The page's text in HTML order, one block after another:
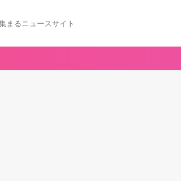
まるニュースサイト